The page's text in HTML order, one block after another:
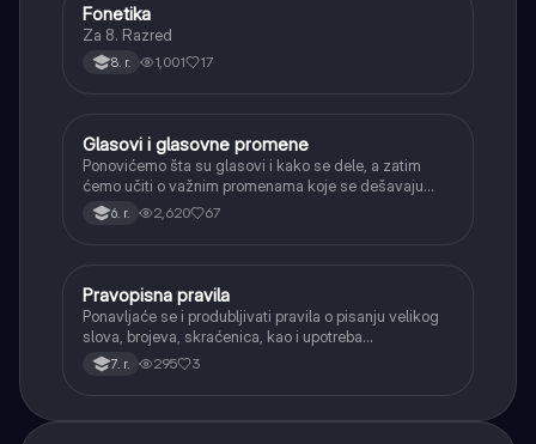
Srpski jezik
Fonetika
Za 8. Razred
8. r. 1,001 17
Srpski jezik
Glasovi i glasovne promene
Ponovićemo šta su glasovi i kako se dele, a zatim
ćemo učiti o važnim promenama koje se dešavaju
kada se glasovi nađu jedan pored drugog u rečima
(npr. jednačenje suglasnika po zvučnosti i mestu
6. r. 2,620 67
Srpski jezik
Pravopisna pravila
Ponavljaće se i produbljivati pravila o pisanju velikog
slova, brojeva, skraćenica, kao i upotreba
interpunkcije, sa posebnim fokusom na zarez u
složenoj rečenici.
7. r. 295 3